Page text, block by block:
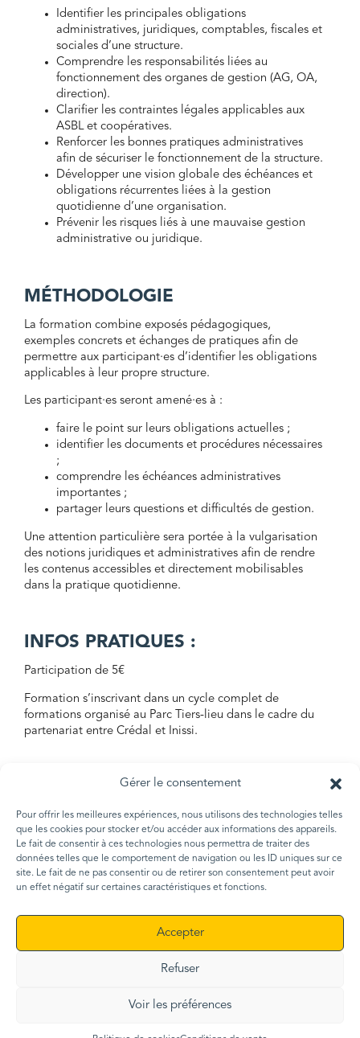
Gérer le consentement
Pour offrir les meilleures expériences, nous utilisons des technologies telles
que les cookies pour stocker et/ou accéder aux informations des appareils.
Le fait de consentir à ces technologies nous permettra de traiter des
données telles que le comportement de navigation ou les ID uniques sur ce
site. Le fait de ne pas consentir ou de retirer son consentement peut avoir
un effet négatif sur certaines caractéristiques et fonctions.
Accepter
Refuser
Voir les préférences
Identifier les principales obligations
administratives, juridiques, comptables, fiscales et
sociales d’une structure.
Comprendre les responsabilités liées au
fonctionnement des organes de gestion (AG, OA,
direction).
Clarifier les contraintes légales applicables aux
ASBL et coopératives.
Renforcer les bonnes pratiques administratives
afin de sécuriser le fonctionnement de la structure.
Développer une vision globale des échéances et
obligations récurrentes liées à la gestion
quotidienne d’une organisation.
Prévenir les risques liés à une mauvaise gestion
administrative ou juridique.
MÉTHODOLOGIE
La formation combine exposés pédagogiques,
exemples concrets et échanges de pratiques afin de
permettre aux participant·es d’identifier les obligations
applicables à leur propre structure.
Les participant·es seront amené·es à :
faire le point sur leurs obligations actuelles ;
identifier les documents et procédures nécessaires
;
comprendre les échéances administratives
importantes ;
partager leurs questions et difficultés de gestion.
Une attention particulière sera portée à la vulgarisation
des notions juridiques et administratives afin de rendre
les contenus accessibles et directement mobilisables
dans la pratique quotidienne.
INFOS PRATIQUES :
Participation de 5€
Formation s’inscrivant dans un cycle complet de
formations organisé au Parc Tiers-lieu dans le cadre du
partenariat entre Crédal et Inissi.
MENTIONS LÉGALES
POLITIQUE DE CONFIDENTIALITÉ
Copyright © 2026 La Conciergerie - All Rights Reserved